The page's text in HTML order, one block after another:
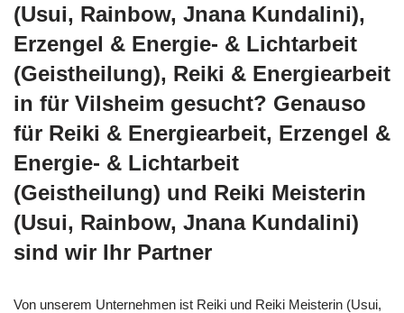
(Usui, Rainbow, Jnana Kundalini),
Erzengel & Energie- & Lichtarbeit
(Geistheilung), Reiki & Energiearbeit
in für Vilsheim gesucht? Genauso
für Reiki & Energiearbeit, Erzengel &
Energie- & Lichtarbeit
(Geistheilung) und Reiki Meisterin
(Usui, Rainbow, Jnana Kundalini)
sind wir Ihr Partner
Von unserem Unternehmen ist Reiki und Reiki Meisterin (Usui,